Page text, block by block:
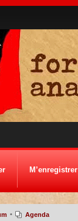
M’enregistrer
• Agenda